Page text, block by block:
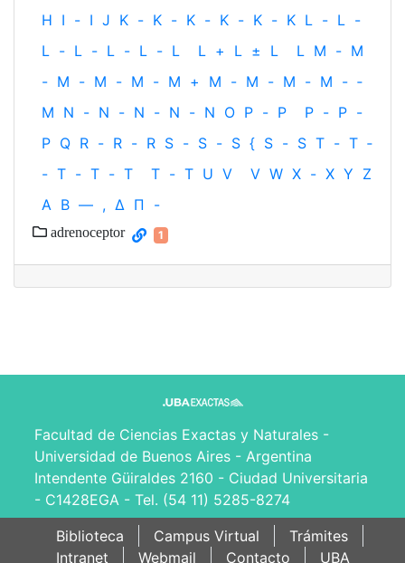
H I - I J K - K - K - K - K - K L - L -
L - L - L - L - L L + L ± L L M - M
- M - M - M - M + M - M - M - M - ‐
M N - N - N - N - N O P - P P - P -
P Q R - R - R S - S - S { S - S T - T ‐
- T - T - T T - T U V V W X - X Y Z
Α Β — , Δ Π -
adrenoceptor 1
Facultad de Ciencias Exactas y Naturales -
Universidad de Buenos Aires - Argentina
Intendente Güiraldes 2160 - Ciudad Universitaria
- C1428EGA - Tel. (54 11) 5285-8274
Biblioteca
Campus Virtual
Trámites
Intranet
Webmail Contacto UBA